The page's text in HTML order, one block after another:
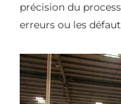
précision du
erreurs ou les